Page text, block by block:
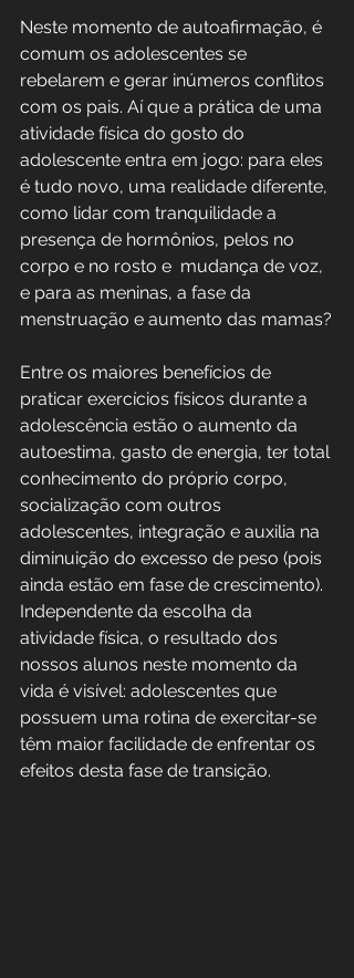
Neste momento de autoafirmação, é
comum os adolescentes se
rebelarem e gerar inúmeros conflitos
com os pais. Aí que a prática de uma
atividade física do gosto do
adolescente entra em jogo: para eles
é tudo novo, uma realidade diferente,
como lidar com tranquilidade a
presença de hormônios, pelos no
corpo e no rosto e  mudança de voz,
e para as meninas, a fase da
menstruação e aumento das mamas?
Entre os maiores benefícios de
praticar exercícios físicos durante a
adolescência estão o aumento da
autoestima, gasto de energia, ter total
conhecimento do próprio corpo,
socialização com outros
adolescentes, integração e auxilia na
diminuição do excesso de peso (pois
ainda estão em fase de crescimento).
Independente da escolha da
atividade física, o resultado dos
nossos alunos neste momento da
vida é visível: adolescentes que
possuem uma rotina de exercitar-se
têm maior facilidade de enfrentar os
efeitos desta fase de transição.